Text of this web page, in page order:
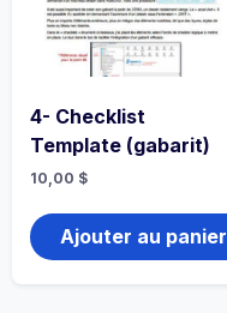
4- Checklist
Template (gabarit)
10,00 $
Ajouter au panier